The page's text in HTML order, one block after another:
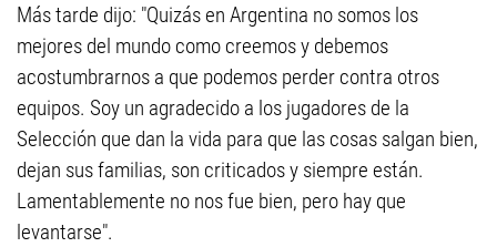
Más tarde dijo: "Quizás en Argentina no somos los
mejores del mundo como creemos y debemos
acostumbrarnos a que podemos perder contra otros
equipos. Soy un agradecido a los jugadores de la
Selección que dan la vida para que las cosas salgan bien,
dejan sus familias, son criticados y siempre están.
Lamentablemente no nos fue bien, pero hay que
levantarse".